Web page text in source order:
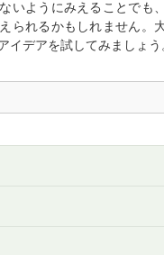
いようにみえることでも
られるかもしれません。
イデアを試してみましょう